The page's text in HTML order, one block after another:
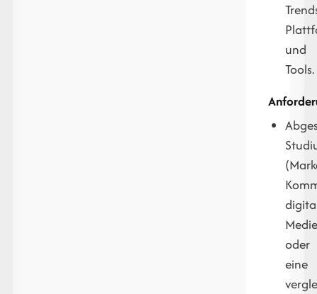
und
Tools.
oder
eine